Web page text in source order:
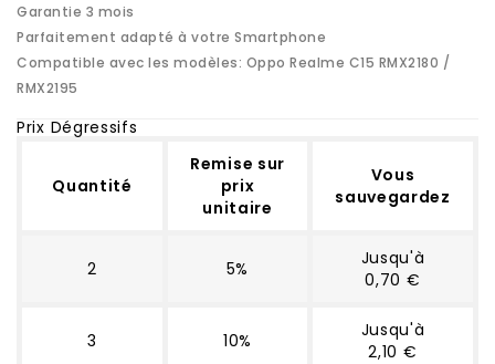
Garantie 3 mois
Parfaitement adapté à votre Smartphone
Compatible avec les modèles: Oppo Realme C15 RMX2180 /
RMX2195
Prix Dégressifs
Quantité
Remise sur
prix
unitaire
Vous
sauvegardez
2 5%
Jusqu'à
0,70 €
3 10%
Jusqu'à
2,10 €